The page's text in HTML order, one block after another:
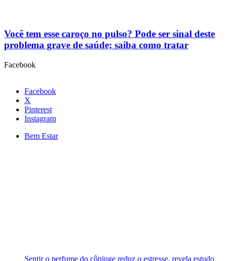
Você tem esse caroço no pulso? Pode ser sinal deste
problema grave de saúde; saiba como tratar
Facebook
Facebook
X
Pinterest
Instagram
Bem Estar
Sentir o perfume do cônjuge reduz o estresse, revela estudo